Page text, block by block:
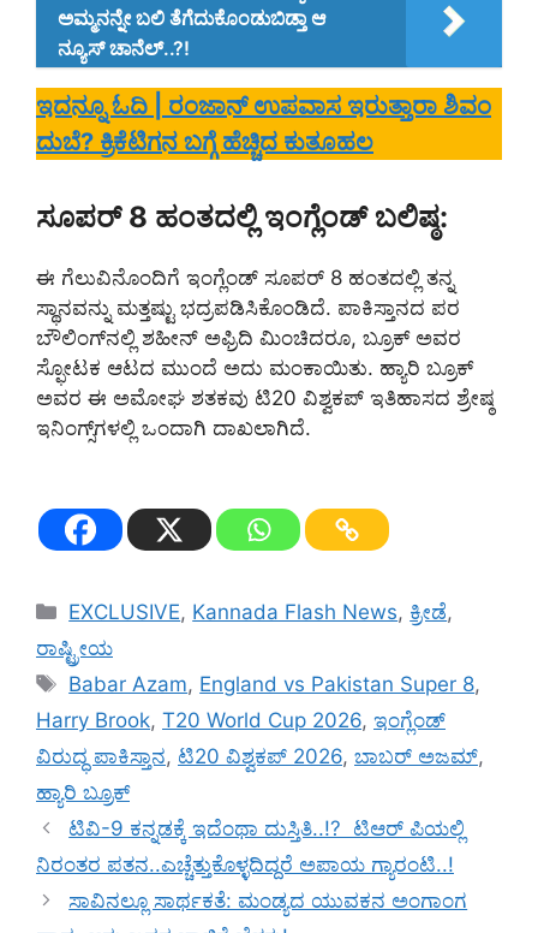
ಅಮ್ಮನನ್ನೇ ಬಲಿ ತೆಗೆದುಕೊಂಡುಬಿಡ್ತಾ ಆ
ನ್ಯೂಸ್‌ ಚಾನೆಲ್..?!
ಇದನ್ನೂ ಓದಿ | ರಂಜಾನ್ ಉಪವಾಸ ಇರುತ್ತಾರಾ ಶಿವಂ
ದುಬೆ? ಕ್ರಿಕೆಟಿಗನ ಬಗ್ಗೆ ಹೆಚ್ಚಿದ ಕುತೂಹಲ
ಸೂಪರ್ 8 ಹಂತದಲ್ಲಿ ಇಂಗ್ಲೆಂಡ್ ಬಲಿಷ್ಠ:
ಈ ಗೆಲುವಿನೊಂದಿಗೆ ಇಂಗ್ಲೆಂಡ್ ಸೂಪರ್ 8 ಹಂತದಲ್ಲಿ ತನ್ನ
ಸ್ಥಾನವನ್ನು ಮತ್ತಷ್ಟು ಭದ್ರಪಡಿಸಿಕೊಂಡಿದೆ. ಪಾಕಿಸ್ತಾನದ ಪರ
ಬೌಲಿಂಗ್‌ನಲ್ಲಿ ಶಹೀನ್ ಅಫ್ರಿದಿ ಮಿಂಚಿದರೂ, ಬ್ರೂಕ್ ಅವರ
ಸ್ಫೋಟಕ ಆಟದ ಮುಂದೆ ಅದು ಮಂಕಾಯಿತು. ಹ್ಯಾರಿ ಬ್ರೂಕ್
ಅವರ ಈ ಅಮೋಘ ಶತಕವು ಟಿ20 ವಿಶ್ವಕಪ್ ಇತಿಹಾಸದ ಶ್ರೇಷ್ಠ
ಇನಿಂಗ್ಸ್‌ಗಳಲ್ಲಿ ಒಂದಾಗಿ ದಾಖಲಾಗಿದೆ.
Categories
EXCLUSIVE, Kannada Flash News, ಕ್ರೀಡೆ,
ರಾಷ್ಟ್ರೀಯ
Tags
Babar Azam, England vs Pakistan Super 8,
Harry Brook, T20 World Cup 2026, ಇಂಗ್ಲೆಂಡ್
ವಿರುದ್ಧ ಪಾಕಿಸ್ತಾನ, ಟಿ20 ವಿಶ್ವಕಪ್ 2026, ಬಾಬರ್ ಅಜಮ್,
ಹ್ಯಾರಿ ಬ್ರೂಕ್
ಟಿವಿ-9 ಕನ್ನಡಕ್ಕೆ ಇದೆಂಥಾ ದುಸ್ತಿತಿ..!? ಟಿಆರ್ ಪಿಯಲ್ಲಿ
ನಿರಂತರ ಪತನ..ಎಚ್ಚೆತ್ತುಕೊಳ್ಳದಿದ್ದರೆ ಅಪಾಯ ಗ್ಯಾರಂಟಿ..!
ಸಾವಿನಲ್ಲೂ ಸಾರ್ಥಕತೆ: ಮಂಡ್ಯದ ಯುವಕನ ಅಂಗಾಂಗ